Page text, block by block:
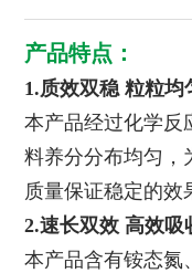
产品特点：
1.质效双稳 粒粒均
本产品经过化学反
料养分分布均匀，
质量保证稳定的效
2.速长双效 高效吸
本产品含有铵态氮